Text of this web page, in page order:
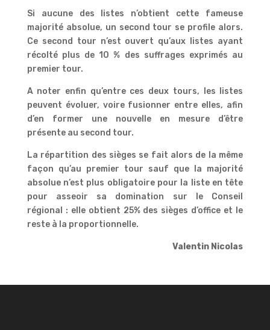
Si aucune des listes n’obtient cette fameuse
majorité absolue, un second tour se profile alors.
Ce second tour n’est ouvert qu’aux listes ayant
récolté plus de 10 % des suffrages exprimés au
premier tour.
A noter enfin qu’entre ces deux tours, les listes
peuvent évoluer, voire fusionner entre elles, afin
d’en former une nouvelle en mesure d’être
présente au second tour.
La répartition des sièges se fait alors de la même
façon qu’au premier tour sauf que la majorité
absolue n’est plus obligatoire pour la liste en tête
pour asseoir sa domination sur le Conseil
régional : elle obtient 25% des sièges d’office et le
reste à la proportionnelle.
Valentin Nicolas